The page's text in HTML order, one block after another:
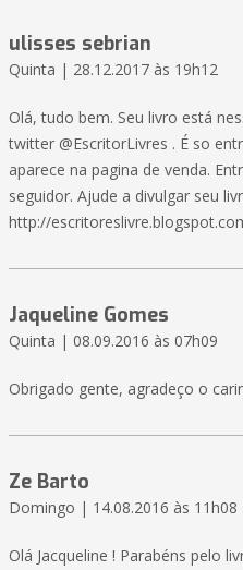
ulisses sebrian
Quinta | 28.12.2017 às 19h12
Olá, tudo bem. Seu livro está
twitter @EscritorLivres . É so
aparece na pagina de venda.
seguidor. Ajude a divulgar seu
http://
Jaqueline Gomes
Quinta | 08.09.2016 às 07h09
Obrigado gente, agradeço o
Ze Barto
Domingo | 14.08.2016 às 11h08
Olá Jacqueline ! Parabéns pelo